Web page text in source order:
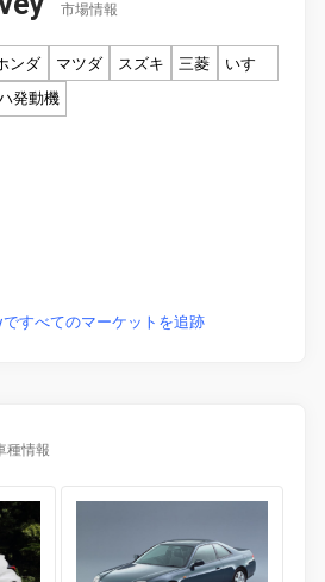
市場情報
ンダ マツダ スズキ 三菱
いすゞ
発動機
すべてのマーケットを追跡
種情報